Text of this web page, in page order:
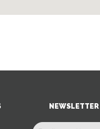
NEWSLETTER